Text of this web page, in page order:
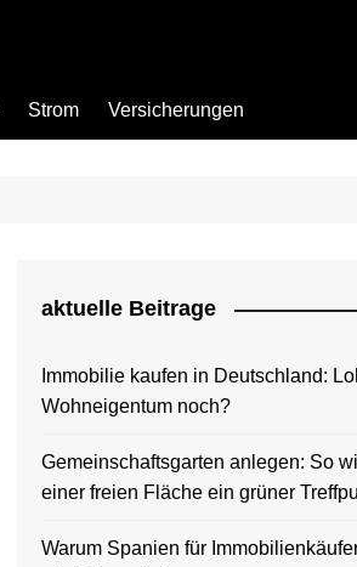
Strom Versicherungen
aktuelle Beitrage
Immobilie kaufen in Deutschland:
Wohneigentum noch?
Gemeinschaftsgarten anlegen: So
einer freien Fläche ein grüner
Warum Spanien für